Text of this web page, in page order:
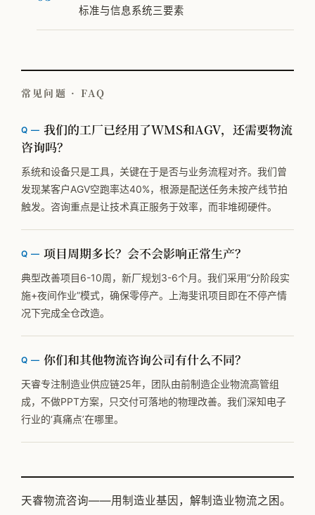
标准与信息系统三要素
常见问题 · FAQ
我们的工厂已经用了WMS和AGV，还需要物流
咨询吗？
系统和设备只是工具，关键在于是否与业务流程对齐。我们曾
发现某客户AGV空跑率达40%，根源是配送任务未按产线节拍
触发。咨询重点是让技术真正服务于效率，而非堆砌硬件。
项目周期多长？会不会影响正常生产？
典型改善项目6-10周，新厂规划3-6个月。我们采用“分阶段实
施+夜间作业”模式，确保零停产。上海斐讯项目即在不停产情
况下完成全仓改造。
你们和其他物流咨询公司有什么不同？
天睿专注制造业供应链25年，团队由前制造企业物流高管组
成，不做PPT方案，只交付可落地的物理改善。我们深知电子
行业的‘真痛点’在哪里。
天睿物流咨询——用制造业基因，解制造业物流之困。